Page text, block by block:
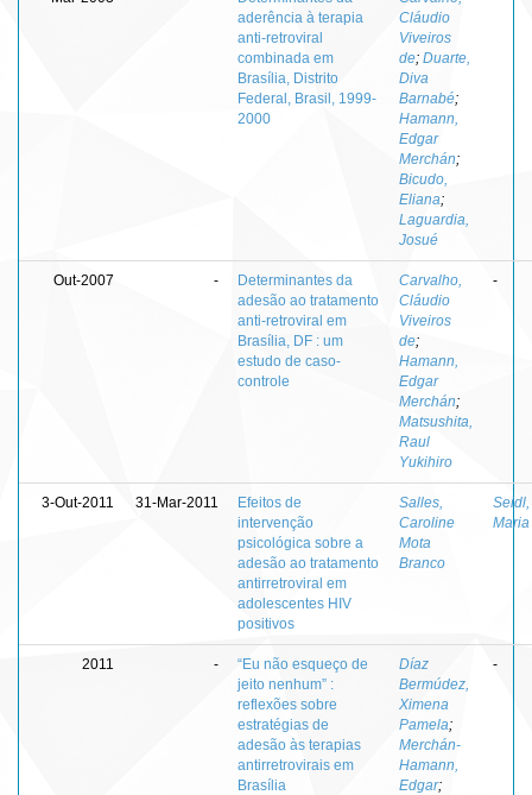
aderência à terapia
anti-retroviral
combinada em
Brasília, Distrito
Federal, Brasil, 1999-
2000
Cláudio
Viveiros
de; Duarte,
Diva
Barnabé;
Hamann,
Edgar
Merchán;
Bicudo,
Eliana;
Laguardia,
Josué
Out-2007 -
Determinantes da
adesão ao tratamento
anti-retroviral em
Brasília, DF : um
estudo de caso-
controle
Carvalho,
Cláudio
Viveiros
de;
Hamann,
Edgar
Merchán;
Matsushita,
Raul
Yukihiro
-
3-Out-2011 31-Mar-2011
Efeitos de
intervenção
psicológica sobre a
adesão ao tratamento
antirretroviral em
adolescentes HIV
positivos
Salles,
Caroline
Mota
Branco
2011 -
“Eu não esqueço de
jeito nenhum” :
reflexões sobre
estratégias de
adesão às terapias
antirretrovirais em
Brasília
Díaz
Bermúdez,
Ximena
Pamela;
Merchán-
Hamann,
Edgar;
-